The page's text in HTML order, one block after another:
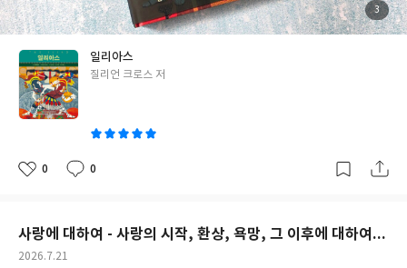
레우스의 자존심 대결.브리세이즈를 뺏긴 아킬레우스는 전투에 참
가하지 않습니다.아들의 자존심을 챙겨주기 위해 테티스는 제우스
를 찾아가 아킬레우스가 복수를 할 때까지 트로이아가 모든 전투에
서 이기게 해달라고 간청합니다.그리고 제우스는 테티스의 말을 들
어주죠. 이렇게 계속되는 전투에서 그리스군은 심한 데미지를 입습
니다.그래도 아킬레우스는 꼼짝하지 않죠. 파트로클로스는 아킬레
우스가 아끼는 사람입니다.그의 간청에 아킬레우스는 자신의 갑옷
신 그리스군의 사기가 오르면 바로 되돌아오라 말하지요.그리고 제
게 죽고 맙니다.그로 인해 아킬레우스는 전장에 뛰어들고 헥토르를
죽이죠. <트로이>라는 영화에서 보았듯이 아킬레우스는 죽은 헥토
첨
부
된
사
3
일리아스
글
질리언 크로스 저
좋
0
댓
0
작
사랑에 대하여 - 사랑의 시작, 환상, 욕망, 그 이후에 대하여...
작
2026.7.21